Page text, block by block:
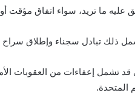
ما تريد، سواء اتفاق مؤقت
ذلك تبادل سجناء وإطلاق سراح
تشمل إعفاءات من العقوبات
المتحدة.